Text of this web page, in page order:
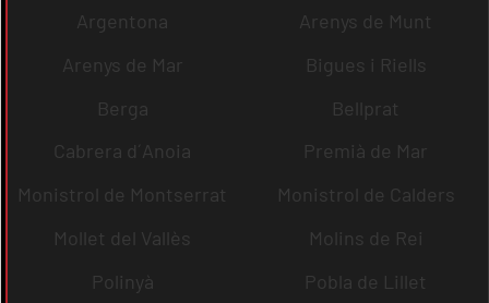
Argentona
Arenys de Munt
Arenys de Mar
Bigues i Riells
Berga
Bellprat
Cabrera d´Anoia
Premià de Mar
Monistrol de Montserrat
Monistrol de Calders
Mollet del Vallès
Molins de Rei
Polinyà
Pobla de Lillet